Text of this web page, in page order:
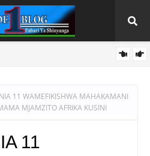
11 WAMEFIKISHWA MAHAKAMANI
MJAMZITO AFRIKA KUSINI
11